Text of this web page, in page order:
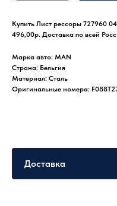
Купить Лист рессоры 727960
496,00р. Доставка по всей
Марка авто: MAN
Страна: Бельгия
Материал: Сталь
Оригинальные номера: